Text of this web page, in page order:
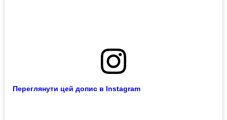
Переглянути цей допис в Instagram